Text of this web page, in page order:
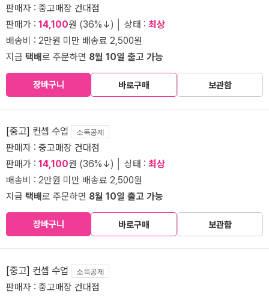
판매자 : 중고매장 건대점
판매가 : 14,100원 (36%↓) │ 상태 : 최상
배송비 : 2만원 미만 배송료 2,500원
지금 택배로 주문하면 8월 10일 출고 가능
장바구니 바로구매 보관함
[중고] 컨셉 수업 소득공제
판매자 : 중고매장 건대점
판매가 : 14,100원 (36%↓) │ 상태 : 최상
배송비 : 2만원 미만 배송료 2,500원
지금 택배로 주문하면 8월 10일 출고 가능
장바구니 바로구매 보관함
[중고] 컨셉 수업 소득공제
판매자 : 중고매장 건대점